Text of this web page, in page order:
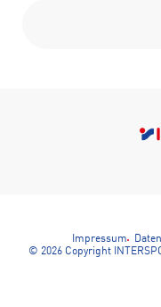
© 2026 Copyright
Impressum